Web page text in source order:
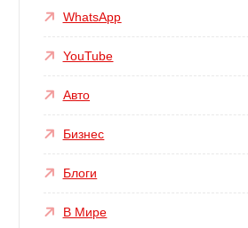
WhatsApp
YouTube
Авто
Бизнес
Блоги
В Мире